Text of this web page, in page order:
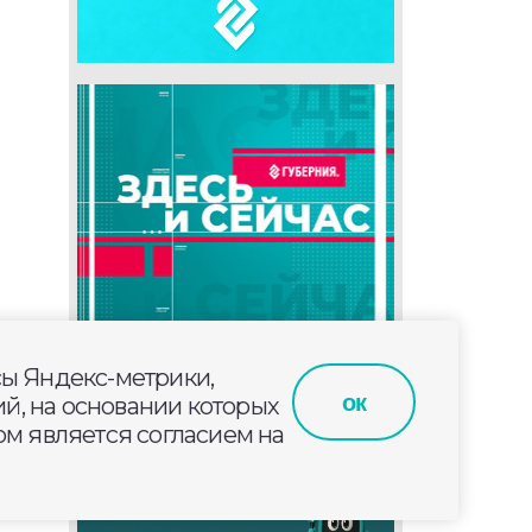
Яндекс-метрики,
на основании которых
является согласием на
ок